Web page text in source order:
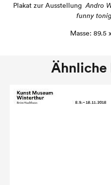
Plakat zur AusstellungAndro
funny
Masse: 89.5
Ähnliche